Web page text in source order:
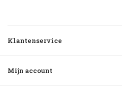
Klantenservice
Mijn account